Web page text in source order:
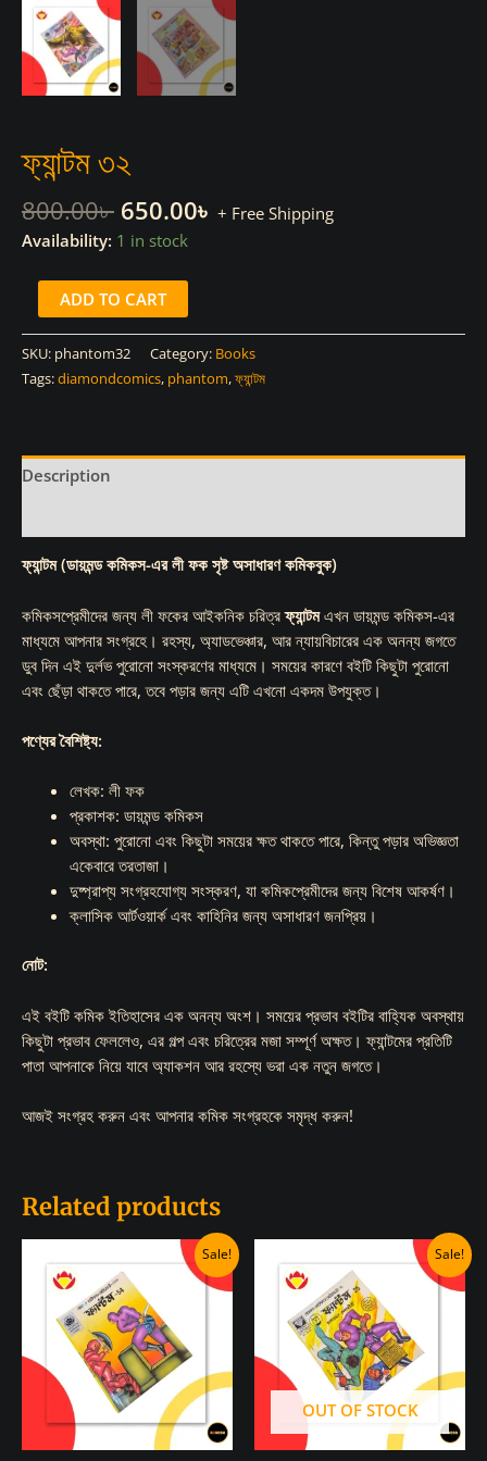
ফ্যান্টম ৩২
800.00৳ Original
price
800.00৳ .
650.00৳ Current
+ Free Shipping
Availability: 1 in stock
quantity
ADD TO CART
SKU: phantom32 Category: Books
Tags:diamondcomics, phantom,ফ্যান্টম
Description
ফ্যান্টম (ডায়মন্ড কমিকস-এর লী ফক সৃষ্ট অসাধারণ কমিকবুক)
কমিকসপ্রেমীদের জন্য লী ফকের আইকনিক চরিত্রফ্যান্টমএখন ডায়মন্ড কমিকস-এর
মাধ্যমে আপনার সংগ্রহে। রহস্য, অ্যাডভেঞ্চার, আর ন্যায়বিচারের এক অনন্য জগতে
ডুব দিন এই দুর্লভ পুরোনো সংস্করণের মাধ্যমে। সময়ের কারণে বইটি কিছুটা পুরোনো
এবং ছেঁড়া থাকতে পারে, তবে পড়ার জন্য এটি এখনো একদম উপযুক্ত।
পণ্যের বৈশিষ্ট্য:
লেখক: লী ফক
প্রকাশক: ডায়মন্ড কমিকস
অবস্থা: পুরোনো এবং কিছুটা সময়ের ক্ষত থাকতে পারে, কিন্তু পড়ার অভিজ্ঞতা
একেবারে তরতাজা।
দুষ্প্রাপ্য সংগ্রহযোগ্য সংস্করণ, যা কমিকপ্রেমীদের জন্য বিশেষ আকর্ষণ।
ক্লাসিক আর্টওয়ার্ক এবং কাহিনির জন্য অসাধারণ জনপ্রিয়।
নোট:
এই বইটি কমিক ইতিহাসের এক অনন্য অংশ। সময়ের প্রভাব বইটির বাহ্যিক অবস্থায়
কিছুটা প্রভাব ফেললেও, এর গল্প এবং চরিত্রের মজা সম্পূর্ণ অক্ষত। ফ্যান্টমের প্রতিটি
পাতা আপনাকে নিয়ে যাবে অ্যাকশন আর রহস্যে ভরা এক নতুন জগতে।
আজই সংগ্রহ করুন এবং আপনার কমিক সংগ্রহকে সমৃদ্ধ করুন!
Related products
Sale! Sale!
OUT OF STOCK